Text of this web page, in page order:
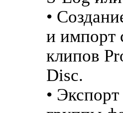
•
и импорт
клипов
Disc.
•